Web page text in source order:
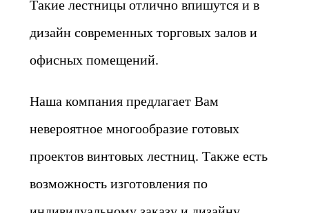
Такие лестницы отлично впишутся и в
дизайн современных торговых залов и
офисных помещений.
Наша компания предлагает Вам
невероятное многообразие готовых
проектов винтовых лестниц. Также есть
возможность изготовления по